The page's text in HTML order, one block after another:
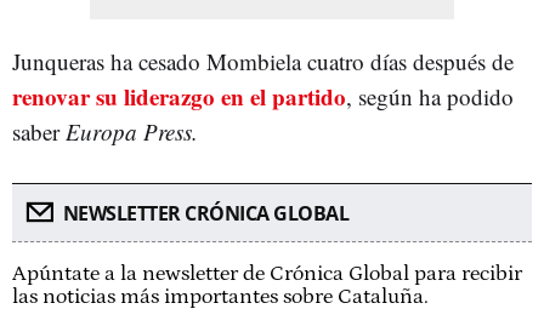
Junqueras ha cesado Mombiela cuatro días después de
renovar su liderazgo en el partido, según ha podido
saberEuropa Press.
NEWSLETTER CRÓNICA GLOBAL
Apúntate a la newsletter de Crónica Global para recibir
las noticias más importantes sobre Cataluña.